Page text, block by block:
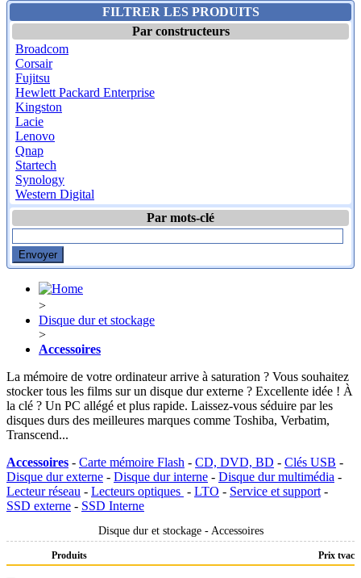
FILTRER LES PRODUITS
Par constructeurs
Broadcom
Corsair
Fujitsu
Hewlett Packard Enterprise
Kingston
Lacie
Lenovo
Qnap
Startech
Synology
Western Digital
Par mots-clé
>
Disque dur et stockage
>
Accessoires
La mémoire de votre ordinateur arrive à saturation ? Vous souhaitez
stocker tous les films sur un disque dur externe ? Excellente idée ! À
la clé ? Un PC allégé et plus rapide. Laissez-vous séduire par les
disques durs des meilleures marques comme Toshiba, Verbatim,
Transcend...
Accessoires - Carte mémoire Flash - CD, DVD, BD - Clés USB -
Disque dur externe - Disque dur interne - Disque dur multimédia -
Lecteur réseau - Lecteurs optiques - LTO - Service et support -
SSD externe - SSD Interne
Disque dur et stockage - Accessoires
Produits Prix tvac